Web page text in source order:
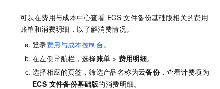
可以在费用与成本中心查看 ECS 文件备份基础版相关的费用
账单和消费明细，以了解消费情况。
登录费用与成本控制台。
在左侧导航栏，选择账单 > 费用明细。
选择相应的页签，筛选产品名称为云备份，查看计费项为
ECS 文件备份基础版的消费明细。